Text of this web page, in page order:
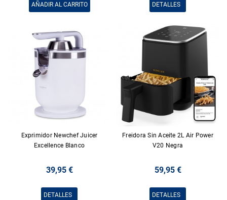
AÑADIR AL CARRITO DETALLES
Exprimidor Newchef Juicer
Excellence Blanco
39,95 €
DETALLES
Freidora Sin Aceite 2L Air Power
V20 Negra
59,95 €
DETALLES